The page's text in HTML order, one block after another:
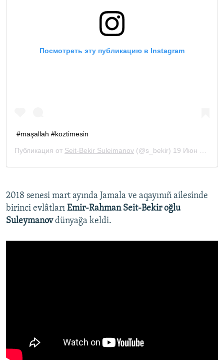
2018 senesi mart ayında Jamala ve aqayınıñ ailesinde
birinci evlâtları Emir-Rahman Seit-Bekir oğlu
Suleymanovdünyağa keldi.